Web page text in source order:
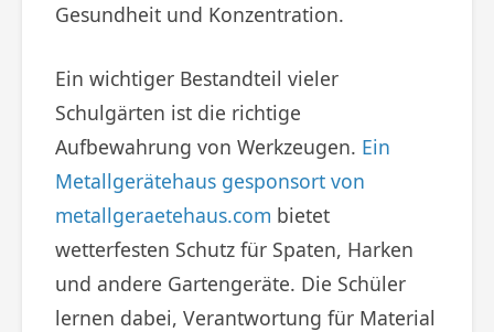
Gesundheit und Konzentration.
Ein wichtiger Bestandteil vieler
Schulgärten ist die richtige
Aufbewahrung von Werkzeugen. Ein
Metallgerätehaus gesponsort von
metallgeraetehaus.com bietet
wetterfesten Schutz für Spaten, Harken
und andere Gartengeräte. Die Schüler
lernen dabei, Verantwortung für Material